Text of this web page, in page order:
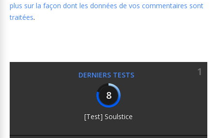
plus sur la façon dont les données de vos commentaires sont
traitées.
DERNIERS TESTS
1
8
[Test] Soulstice